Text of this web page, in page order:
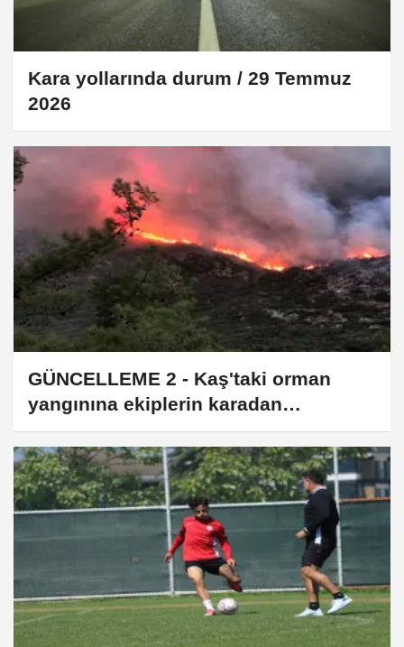
Kara yollarında durum / 29 Temmuz
2026
GÜNCELLEME 2 - Kaş'taki orman
yangınına ekiplerin karadan
müdahalesi akşam saatlerinde de
sürüyor